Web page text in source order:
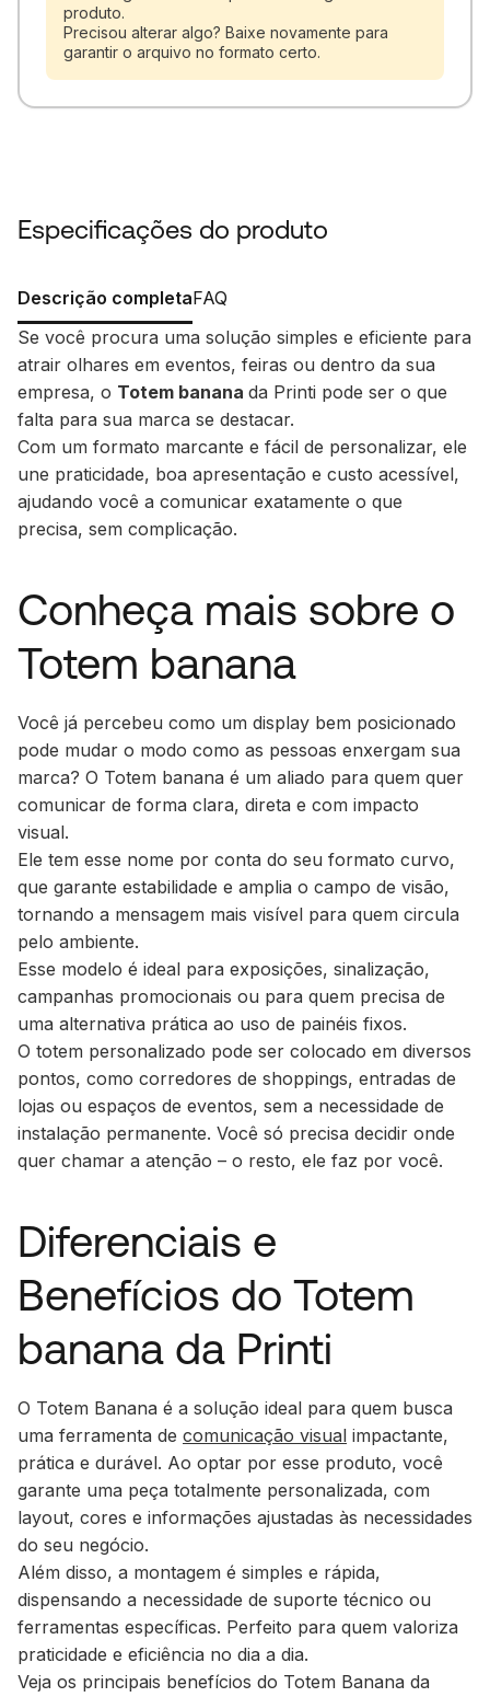
produto.
Precisou alterar algo? Baixe novamente para
garantir o arquivo no formato certo.
Especificações do produto
Descrição completaFAQ
Se você procura uma solução simples e eficiente para
atrair olhares em eventos, feiras ou dentro da sua
empresa, o Totem banana da Printi pode ser o que
falta para sua marca se destacar.
Com um formato marcante e fácil de personalizar, ele
une praticidade, boa apresentação e custo acessível,
ajudando você a comunicar exatamente o que
precisa, sem complicação.
Conheça mais sobre o
Totem banana
Você já percebeu como um display bem posicionado
pode mudar o modo como as pessoas enxergam sua
marca? O Totem banana é um aliado para quem quer
comunicar de forma clara, direta e com impacto
visual.
Ele tem esse nome por conta do seu formato curvo,
que garante estabilidade e amplia o campo de visão,
tornando a mensagem mais visível para quem circula
pelo ambiente.
Esse modelo é ideal para exposições, sinalização,
campanhas promocionais ou para quem precisa de
uma alternativa prática ao uso de painéis fixos.
O totem personalizado pode ser colocado em diversos
pontos, como corredores de shoppings, entradas de
lojas ou espaços de eventos, sem a necessidade de
instalação permanente. Você só precisa decidir onde
quer chamar a atenção – o resto, ele faz por você.
Diferenciais e
Benefícios do Totem
banana da Printi
O Totem Banana é a solução ideal para quem busca
uma ferramenta de comunicação visual impactante,
prática e durável. Ao optar por esse produto, você
garante uma peça totalmente personalizada, com
layout, cores e informações ajustadas às necessidades
do seu negócio.
Além disso, a montagem é simples e rápida,
dispensando a necessidade de suporte técnico ou
ferramentas específicas. Perfeito para quem valoriza
praticidade e eficiência no dia a dia.
Veja os principais benefícios do Totem Banana da